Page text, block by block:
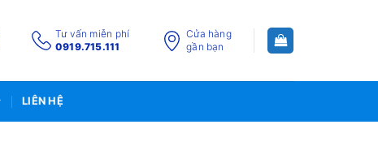
Tư vấn miễn phí
0919.715.111
Cửa hàng
gần bạn
LIÊN HỆ